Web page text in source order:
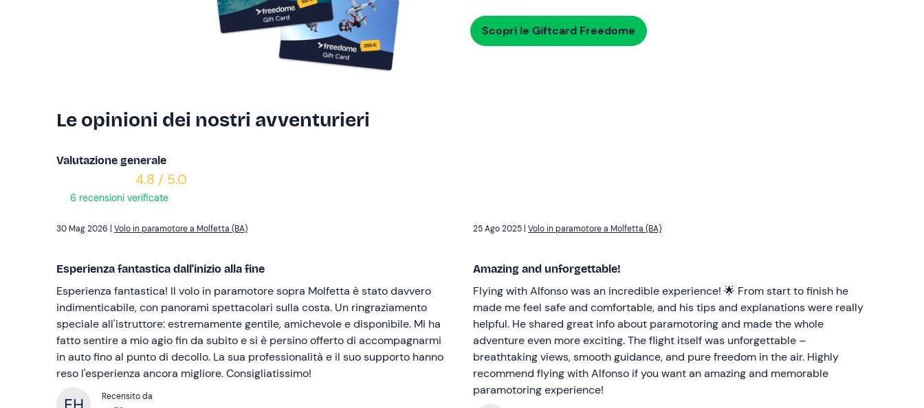
Scopri le Giftcard Freedome
Le opinioni dei nostri avventurieri
Valutazione generale
4.8 / 5.0
6 recensioni verificate
Volo in paramotore a Molfetta (BA)
Esperienza fantastica dall'inizio alla fine
Esperienza fantastica! Il volo in paramotore sopra Molfetta è stato davvero
indimenticabile, con panorami spettacolari sulla costa. Un ringraziamento
speciale all'istruttore: estremamente gentile, amichevole e disponibile. Mi ha
fatto sentire a mio agio fin da subito e si è persino offerto di accompagnarmi
in auto fino al punto di decollo. La sua professionalità e il suo supporto hanno
reso l'esperienza ancora migliore. Consigliatissimo!
Recensito da
Volo in paramotore a Molfetta (BA)
Amazing and unforgettable!
Flying with Alfonso was an incredible experience! 🌟 From start to finish he
made me feel safe and comfortable, and his tips and explanations were really
helpful. He shared great info about paramotoring and made the whole
adventure even more exciting. The flight itself was unforgettable –
breathtaking views, smooth guidance, and pure freedom in the air. Highly
recommend flying with Alfonso if you want an amazing and memorable
paramotoring experience!